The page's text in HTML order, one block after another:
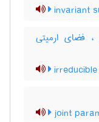
invariant
، فضای ارمیتی
joint